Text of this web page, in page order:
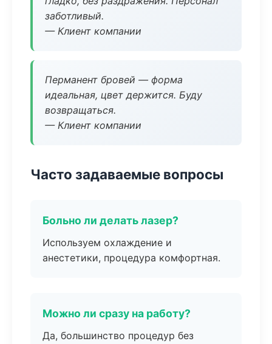
заботливый.
— Клиент компании
Перманент бровей — форма
идеальная, цвет держится. Буду
возвращаться.
— Клиент компании
Часто задаваемые вопросы
Больно ли делать лазер?
Используем охлаждение и
анестетики, процедура комфортная.
Можно ли сразу на работу?
Да, большинство процедур без